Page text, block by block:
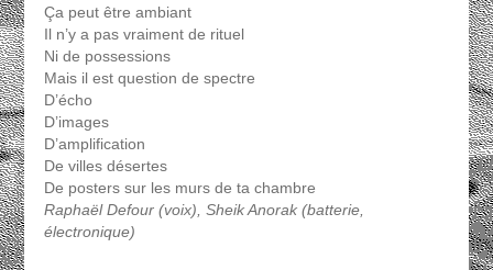
Ça peut être ambiant
Il n’y a pas vraiment de rituel
Ni de possessions
Mais il est question de spectre
D’écho
D’images
D’amplification
De villes désertes
De posters sur les murs de ta chambre
Raphaël Defour (voix), Sheik Anorak (batterie,
électronique)